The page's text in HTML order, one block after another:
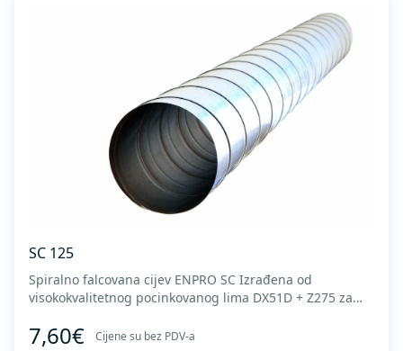
SC 125
Spiralno falcovana cijev ENPRO SC Izrađena od
visokokvalitetnog pocinkovanog lima DX51D + Z275 za
1506 I MEST EN 12237.
7,60€ Cijene su bez PDV-a